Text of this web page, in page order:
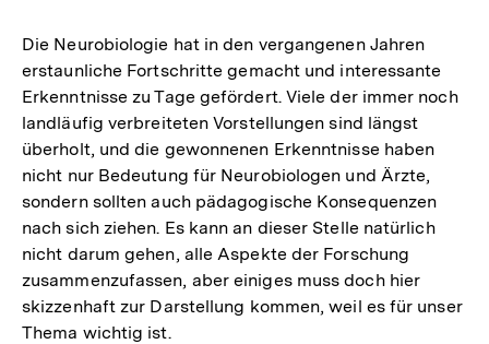
Die Neurobiologie hat in den vergangenen Jahren
erstaunliche Fortschritte gemacht und interessante
Erkenntnisse zu Tage gefördert. Viele der immer noch
landläufig verbreiteten Vorstellungen sind längst
überholt, und die gewonnenen Erkenntnisse haben
nicht nur Bedeutung für Neurobiologen und Ärzte,
sondern sollten auch pädagogische Konsequenzen
nach sich ziehen. Es kann an dieser Stelle natürlich
nicht darum gehen, alle Aspekte der Forschung
zusammenzufassen, aber einiges muss doch hier
skizzenhaft zur Darstellung kommen, weil es für unser
Thema wichtig ist.